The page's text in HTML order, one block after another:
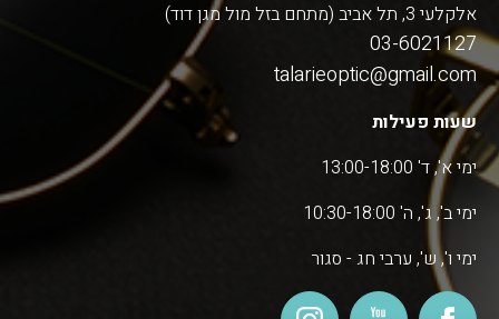
אלקלעי 3, תל אביב (מתחם בזל מול מגן דוד)
03-6021127
talarieoptic@gmail.com
שעות פעילות
ימי א', ד' 13:00-18:00
ימי ב', ג', ה' 10:30-18:00
ימי ו', ש', ערבי חג - סגור